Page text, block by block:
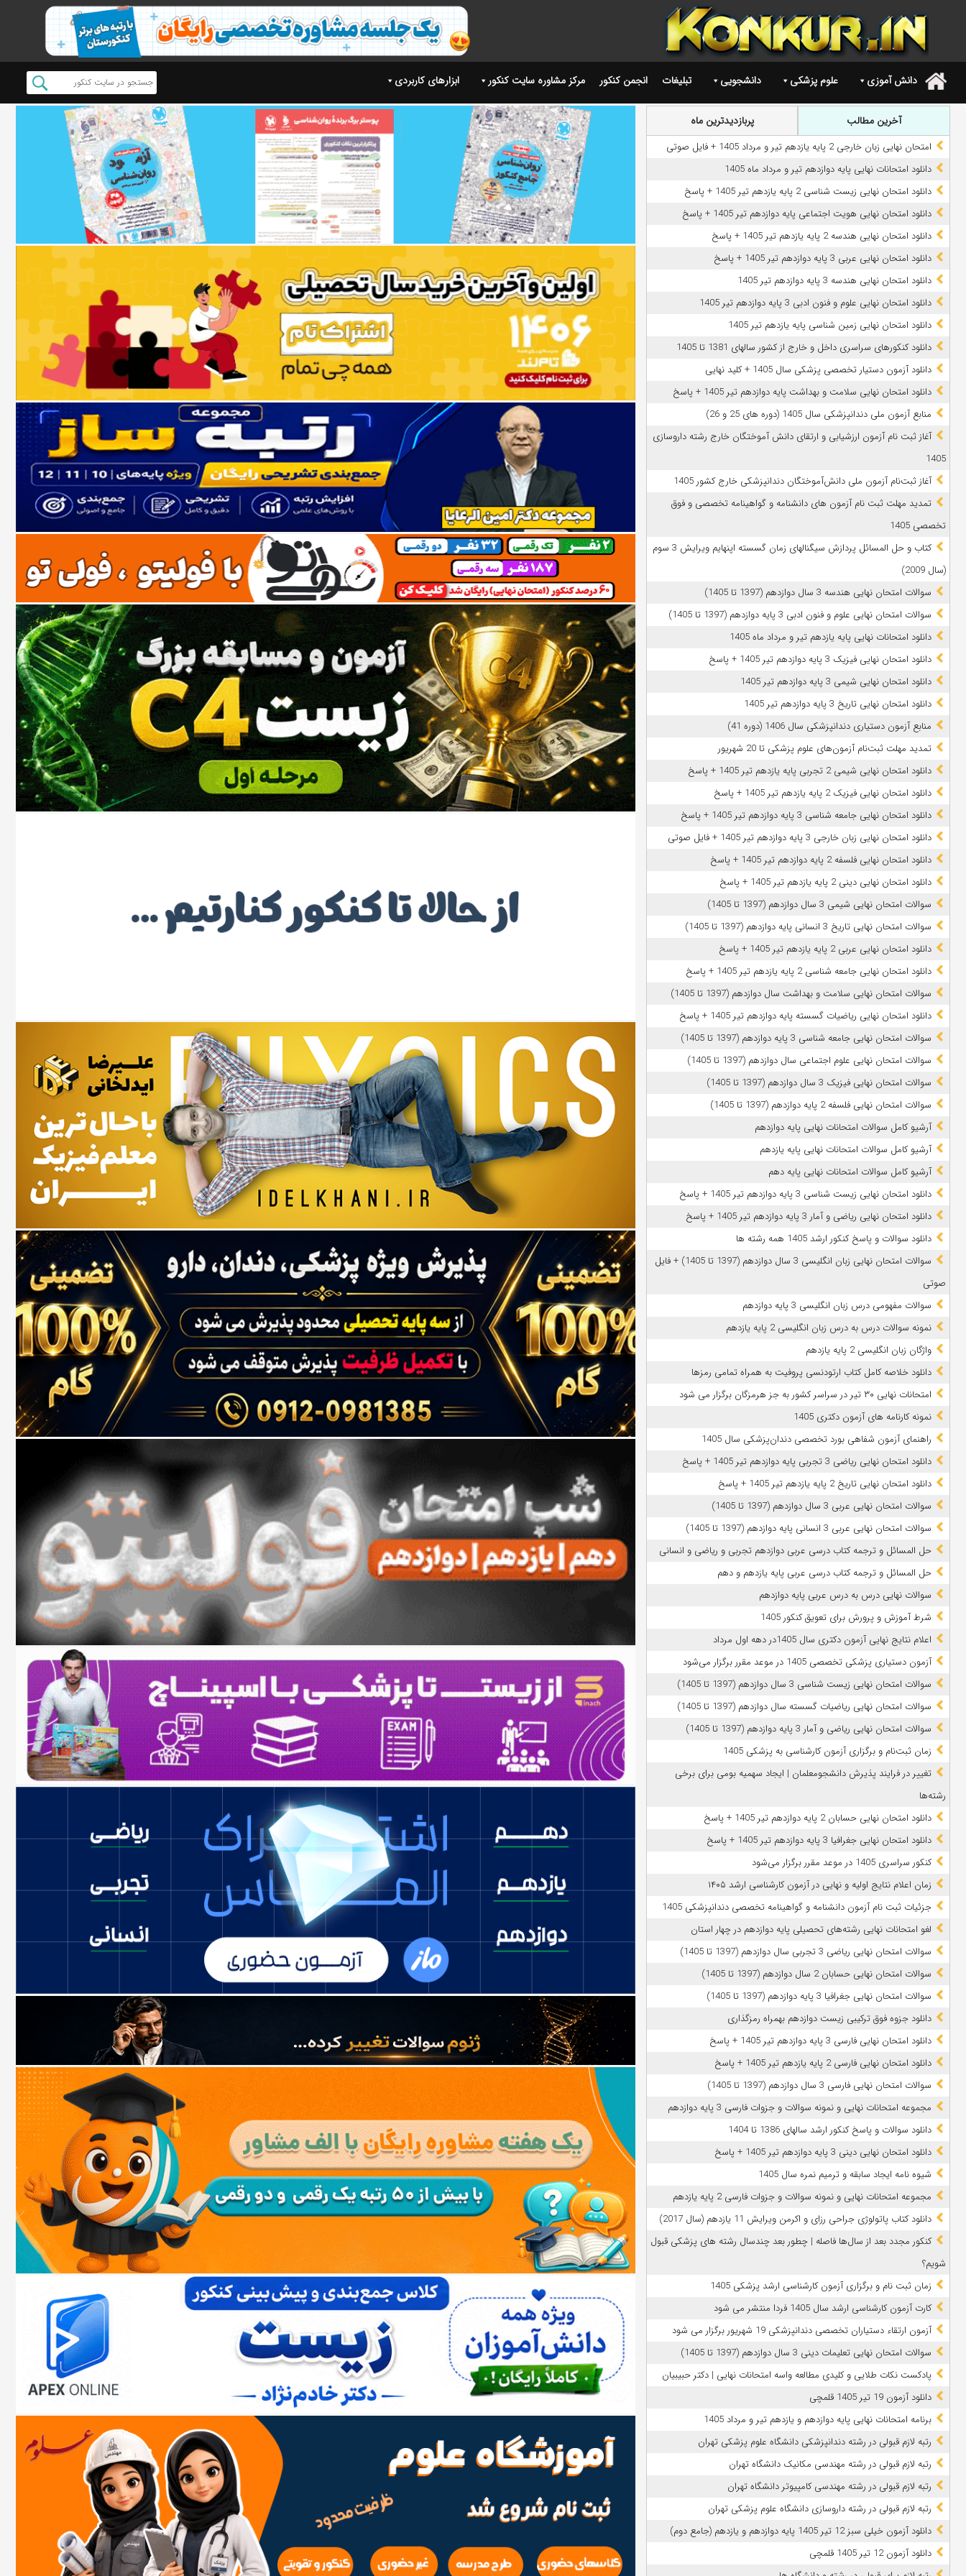
. دانش آموزی علوم پزشکی دانشجویی تبلیغات انجمن کنکور مرکز مشاوره سایت کنکور ابزارهای کاربردی
آخرین مطالب پربازدیدترین ماه
امتحان نهایی زبان خارجی 2 پایه یازدهم تیر و مرداد 1405 + فایل صوتی
دانلود امتحانات نهایی پایه دوازدهم تیر و مرداد ماه 1405
دانلود امتحان نهایی زیست شناسی 2 پایه یازدهم تیر 1405 + پاسخ
دانلود امتحان نهایی هویت اجتماعی پایه دوازدهم تیر 1405 + پاسخ
دانلود امتحان نهایی هندسه 2 پایه یازدهم تیر 1405 + پاسخ
دانلود امتحان نهایی عربی 3 پایه دوازدهم تیر 1405 + پاسخ
دانلود امتحان نهایی هندسه 3 پایه دوازدهم تیر 1405
دانلود امتحان نهایی علوم و فنون ادبی 3 پایه دوازدهم تیر 1405
دانلود امتحان نهایی زمین شناسی پایه یازدهم تیر 1405
دانلود کنکورهای سراسری داخل و خارج از کشور سالهای 1381 تا 1405
دانلود آزمون دستیار تخصصی پزشکی سال 1405 + کلید نهایی
دانلود امتحان نهایی سلامت و بهداشت پایه دوازدهم تیر 1405 + پاسخ
ﻣﻨﺎﺑﻊ آزﻣﻮن ﻣﻠﯽ دندانپزشکی سال 1405 (دوره های 25 و 26)
آغاز ثبت نام آزمون‌ ارزشیابی و ارتقای دانش آموختگان خارج رشته داروسازی
1405
آغاز ثبت‌نام آزمون ملی دانش‌آموختگان دندانپزشکی خارج کشور 1405
تمدید مهلت ثبت نام آزمون های دانشنامه و گواهینامه تخصصی و فوق
تخصصی 1405
کتاب و حل المسائل پردازش سیگنالهای زمان گسسته اپنهایم ویرایش 3 سوم
(سال 2009)
سوالات امتحان نهایی هندسه 3 سال دوازدهم (1397 تا 1405)
سوالات امتحان نهایی علوم و فنون ادبی 3 پایه دوازدهم (1397 تا 1405)
دانلود امتحانات نهایی پایه یازدهم تیر و مرداد ماه 1405
دانلود امتحان نهایی فیزیک 3 پایه دوازدهم تیر 1405 + پاسخ
دانلود امتحان نهایی شیمی 3 پایه دوازدهم تیر 1405
دانلود امتحان نهایی تاریخ 3 پایه دوازدهم تیر 1405
منابع آزمون دستیاری دندانپزشکی سال 1406 (دوره 41)
تمدید مهلت ثبت‌نام آزمون‌های علوم پزشکی تا 20 شهریور
دانلود امتحان نهایی شیمی 2 تجربی پایه یازدهم تیر 1405 + پاسخ
دانلود امتحان نهایی فیزیک 2 پایه یازدهم تیر 1405 + پاسخ
دانلود امتحان نهایی جامعه شناسی 3 پایه دوازدهم تیر 1405 + پاسخ
دانلود امتحان نهایی زبان خارجی 3 پایه دوازدهم تیر 1405 + فایل صوتی
دانلود امتحان نهایی فلسفه 2 پایه دوازدهم تیر 1405 + پاسخ
دانلود امتحان نهایی دینی 2 پایه یازدهم تیر 1405 + پاسخ
سوالات امتحان نهایی شیمی 3 سال دوازدهم (1397 تا 1405)
سوالات امتحان نهایی تاریخ 3 انسانی پایه دوازدهم (1397 تا 1405)
دانلود امتحان نهایی عربی 2 پایه یازدهم تیر 1405 + پاسخ
دانلود امتحان نهایی جامعه شناسی 2 پایه یازدهم تیر 1405 + پاسخ
سوالات امتحان نهایی سلامت و بهداشت سال دوازدهم (1397 تا 1405)
دانلود امتحان نهایی ریاضیات گسسته پایه دوازدهم تیر 1405 + پاسخ
سوالات امتحان نهایی جامعه شناسی 3 پایه دوازدهم (1397 تا 1405)
سوالات امتحان نهایی علوم اجتماعی سال دوازدهم (1397 تا 1405)
سوالات امتحان نهایی فیزیک 3 سال دوازدهم (1397 تا 1405)
سوالات امتحان نهایی فلسفه 2 پایه دوازدهم (1397 تا 1405)
آرشیو کامل سوالات امتحانات نهایی پایه دوازدهم
آرشیو کامل سوالات امتحانات نهایی پایه یازدهم
آرشیو کامل سوالات امتحانات نهایی پایه دهم
دانلود امتحان نهایی زیست شناسی 3 پایه دوازدهم تیر 1405 + پاسخ
دانلود امتحان نهایی ریاضی و آمار 3 پایه دوازدهم تیر 1405 + پاسخ
دانلود سوالات و پاسخ کنکور ارشد 1405 همه رشته ها
سوالات امتحان نهایی زبان انگلیسی 3 سال دوازدهم (1397 تا 1405) + فایل
صوتی
سوالات مفهومی درس زبان انگلیسی 3 پایه دوازدهم
نمونه سوالات درس به درس زبان انگلیسی 2 پایه یازدهم
واژگان زبان انگلیسی 2 پایه یازدهم
دانلود خلاصه کامل کتاب ارتودنسی پروفیت به همراه تمامی رمزها
امتحانات نهایی ۳۰ تیر در سراسر کشور به جز هرمزگان برگزار می شود
نمونه کارنامه های آزمون دکتری 1405
راهنمای آزمون شفاهی بورد تخصصی دندان‌پزشکی سال 1405
دانلود امتحان نهایی ریاضی 3 تجربی پایه دوازدهم تیر 1405 + پاسخ
دانلود امتحان نهایی تاریخ 2 پایه یازدهم تیر 1405 + پاسخ
سوالات امتحان نهایی عربی 3 سال دوازدهم (1397 تا 1405)
سوالات امتحان نهایی عربی 3 انسانی پایه دوازدهم (1397 تا 1405)
حل المسائل و ترجمه کتاب درسی عربی دوازدهم تجربی و ریاضی و انسانی
حل المسائل و ترجمه کتاب درسی عربی پایه یازدهم و دهم
سوالات نهایی درس به درس عربی پایه دوازدهم
شرط آموزش و پرورش برای تعویق کنکور 1405
اعلام نتایج نهایی آزمون دکتری سال 1405در دهه اول مرداد
آزمون دستیاری پزشکی تخصصی 1405 در موعد مقرر برگزار می‌شود
سوالات امتحان نهایی زیست شناسی 3 سال دوازدهم (1397 تا 1405)
سوالات امتحان نهایی ریاضیات گسسته سال دوازدهم (1397 تا 1405)
سوالات امتحان نهایی ریاضی و آمار 3 پایه دوازدهم (1397 تا 1405)
زمان ثبت‌نام و برگزاری آزمون کارشناسی به پزشکی 1405
تغییر در فرایند پذیرش دانشجومعلمان | ایجاد سهمیه بومی برای برخی
رشته‌ها
دانلود امتحان نهایی حسابان 2 پایه دوازدهم تیر 1405 + پاسخ
دانلود امتحان نهایی جغرافیا 3 پایه دوازدهم تیر 1405 + پاسخ
کنکور سراسری 1405 در موعد مقرر برگزار می‌شود
زمان اعلام نتایج اولیه و نهایی در آزمون کارشناسی ارشد ۱۴۰۵
جزئیات ثبت نام آزمون دانشنامه و گواهینامه تخصصی دندانپزشکی 1405
لغو امتحانات نهایی رشته‌های تحصیلی پایه دوازدهم در چهار استان
سوالات امتحان نهایی ریاضی 3 تجربی سال دوازدهم (1397 تا 1405)
سوالات امتحان نهایی حسابان 2 سال دوازدهم (1397 تا 1405)
سوالات امتحان نهایی جغرافیا 3 پایه دوازدهم (1397 تا 1405)
دانلود جزوه فوق ترکیبی زیست دوازدهم بهمراه رمزگذاری
دانلود امتحان نهایی فارسی 3 پایه دوازدهم تیر 1405 + پاسخ
دانلود امتحان نهایی فارسی 2 پایه یازدهم تیر 1405 + پاسخ
سوالات امتحان نهایی فارسی 3 سال دوازدهم (1397 تا 1405)
مجموعه امتحانات نهایی و نمونه سوالات و جزوات فارسی 3 پایه دوازدهم
دانلود سوالات و پاسخ کنکور ارشد سالهای 1386 تا 1404
دانلود امتحان نهایی دینی 3 پایه دوازدهم تیر 1405 + پاسخ
شیوه نامه ایجاد سابقه و ترمیم نمره سال 1405
مجموعه امتحانات نهایی و نمونه سوالات و جزوات فارسی 2 پایه یازدهم
دانلود کتاب پاتولوژی جراحی رزای و اکرمن ویرایش 11 یازدهم (سال 2017)
کنکور مجدد بعد از سال‌ها فاصله | چطور بعد چندسال رشته‌ های پزشکی قبول
شویم؟
زمان ثبت نام و برگزاری آزمون کارشناسی ارشد پزشکی 1405
کارت آزمون کارشناسی ارشد سال 1405 فردا منتشر می شود
آزمون ارتقاء دستیاران تخصصی دندانپزشکی 19 شهریور برگزار می شود
سوالات امتحان نهایی تعلیمات دینی 3 سال دوازدهم (1397 تا 1405)
پادکست نکات طلایی و کلیدی مطالعه واسه امتحانات نهایی | دکتر حبیبیان
دانلود آزمون 19 تیر 1405 قلمچی
برنامه امتحانات نهایی پایه دوازدهم و یازدهم تیر و مرداد 1405
رتبه لازم قبولی در رشته دندانپزشکی دانشگاه علوم پزشکی تهران
رتبه لازم قبولی در رشته مهندسی مکانیک دانشگاه تهران
رتبه لازم قبولی در رشته مهندسی کامپیوتر دانشگاه تهران
رتبه لازم قبولی در رشته داروسازی دانشگاه علوم پزشکی تهران
دانلود آزمون خیلی سبز 12 تیر 1405 پایه دوازدهم و یازدهم (جامع دوم)
دانلود آزمون 12 تیر 1405 قلمچی